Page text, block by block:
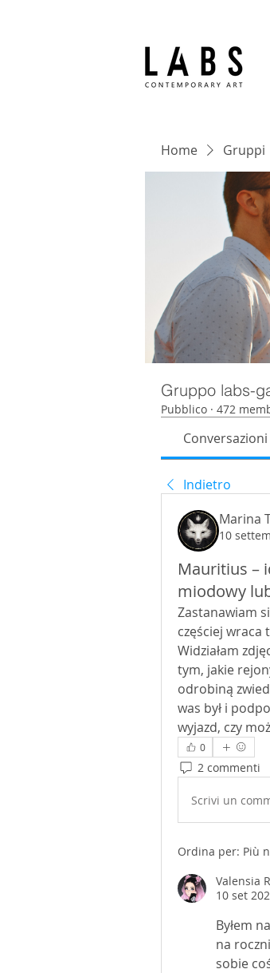
Home Gruppi
Gruppo labs-
Pubblico · 472
Conversazioni
Indietro
Marina
10
Mauritius –
miodowy
Zastanawiam
częściej
Widziałam
tym, jakie
odrobiną
was był i
wyjazd, czy
0
2 commenti
Scrivi un
Ordina per: Più
Valensia
10 set
Byłem
na
sobie